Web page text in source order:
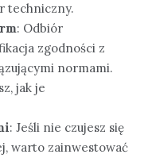
techniczny.
: Odbiór
zgodności z
normami.
jak je
: Jeśli nie czujesz się
warto zainwestować